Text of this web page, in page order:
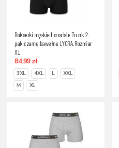
Bokserki męskie Lonsdale Trunk 2-
pak czarne bawełna LYCRA, Rozmiar
XL
84.99 zł
3XL 4XL L
XXL
M
XL